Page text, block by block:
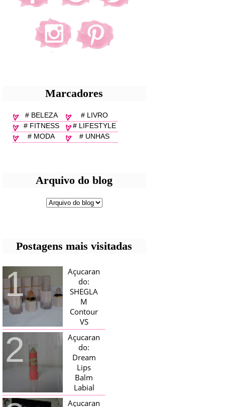
Marcadores
# BELEZA
# LIVRO
# FITNESS
# LIFESTYLE
# MODA
# UNHAS
Arquivo do blog
Postagens mais visitadas
Açucaran
do:
SHEGLA
M
Contour
VS
Bronzer!
HELLO AÇUCARADAS, E NESTE
MÊS CHEGOU AQUI EM CASA UMA
CAIXA RECHEADA DE SHEGLAM,
TINHA BLUSH, ILUMINADORES E
TODOS OS BRONZER E
CONTORNOS ...
Açucaran
do:
Dream
Lips
Balm
Labial
Magico
Açucaran